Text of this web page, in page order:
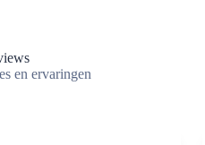
en ervaringen